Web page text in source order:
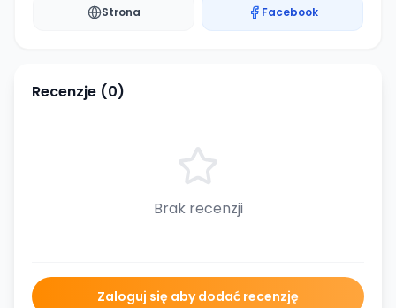
Strona Facebook
Recenzje (0)
Brak recenzji
Zaloguj się aby dodać recenzję